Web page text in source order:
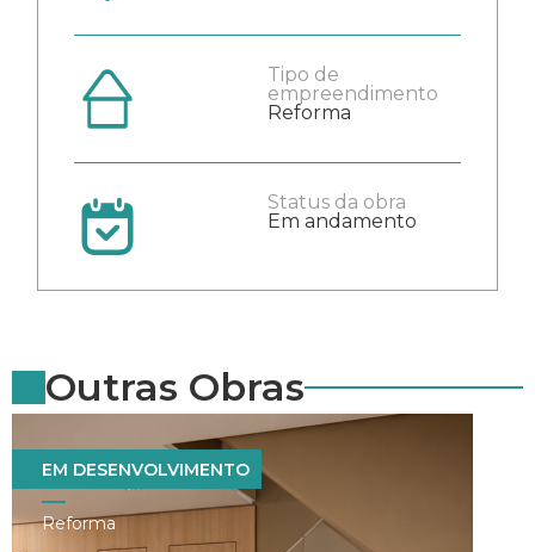
Tipo de
empreendimento
Reforma
Status da obra
Em andamento
Outras Obras
EM DESENVOLVIMENTO
Reforma